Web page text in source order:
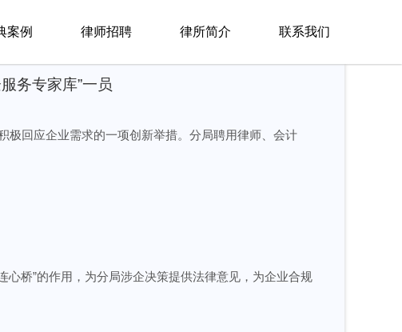
案例 律师招聘 律所简介 联系我们
务专家库”一员
极回应企业需求的一项创新举措。分局聘用律师、会计
心桥”的作用，为分局涉企决策提供法律意见，为企业合规